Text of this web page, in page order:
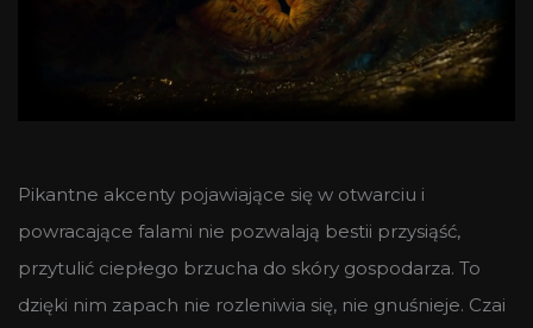
Pikantne akcenty pojawiające się w otwarciu i
powracające falami nie pozwalają bestii przysiąść,
przytulić ciepłego brzucha do skóry gospodarza. To
dzięki nim zapach nie rozleniwia się, nie gnuśnieje. Czai